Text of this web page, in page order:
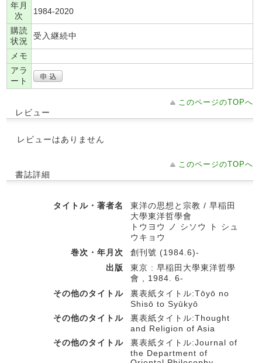
年月
次
1984-2020
購読
状況
受入継続中
メモ
アラ
ート
このページのTOPへ
レビュー
レビューはありません
このページのTOPへ
書誌詳細
タイトル・著者名
東洋の思想と宗教 / 早稲田
大學東洋哲學會
トウヨウ ノ シソウ ト シュ
ウキョウ
巻次・年月次
創刊號 (1984.6)-
出版
東京 : 早稲田大學東洋哲學
會 , 1984. 6-
その他のタイトル
裏表紙タイトル:Tōyō no
Shisō to Syūkyō
その他のタイトル
裏表紙タイトル:Thought
and Religion of Asia
その他のタイトル
裏表紙タイトル:Journal of
the Department of